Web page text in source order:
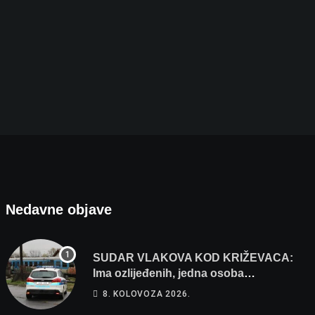
Nedavne objave
SUDAR VLAKOVA KOD KRIŽEVACA:
Ima ozlijeđenih, jedna osoba
odvezena helikopterom
8. KOLOVOZA 2026.